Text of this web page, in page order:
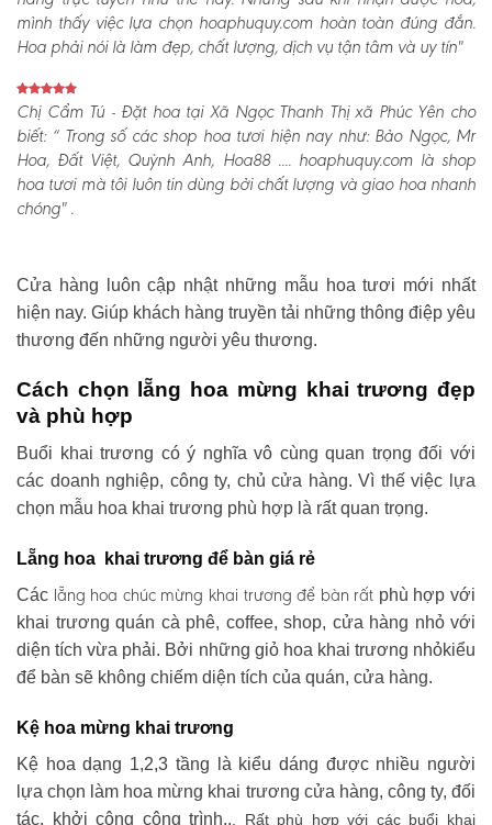
mình thấy việc lựa chọn hoaphuquy.com hoàn toàn đúng đắn.
Hoa phải nói là làm đẹp, chất lượng, dịch vụ tận tâm và uy tín"
Chị Cẩm Tú - Đặt hoa tại Xã Ngọc Thanh Thị xã Phúc Yên cho
biết:“ Trong số các shop hoa tươi hiện nay như: Bảo Ngọc, Mr
Hoa, Đất Việt, Quỳnh Anh, Hoa88 .... hoaphuquy.com là shop
hoa tươi mà tôi luôn tin dùng bởi chất lượng và giao hoa nhanh
chóng" .
Cửa hàng luôn cập nhật những mẫu hoa tươi mới nhất
hiện nay. Giúp khách hàng truyền tải những thông điệp yêu
thương đến những người yêu thương.
Cách chọn lẵng hoa mừng khai trương đẹp
và phù hợp
Buổi khai trương có ý nghĩa vô cùng quan trọng đối với
các doanh nghiệp, công ty, chủ cửa hàng. Vì thế việc lựa
chọn mẫu hoa khai trương phù hợp là rất quan trọng.
Lẵng hoa khai trương để bàn giá rẻ
Các lẵng hoa chúc mừng khai trương để bàn rất phù hợp với
khai trương quán cà phê, coffee, shop, cửa hàng nhỏ với
diện tích vừa phải. Bởi những giỏ hoa khai trương nhỏkiểu
để bàn sẽ không chiếm diện tích của quán, cửa hàng.
Kệ hoa mừng khai trương
Kệ hoa dạng 1,2,3 tầng là kiểu dáng được nhiều người
lựa chọn làm hoa mừng khai trương cửa hàng, công ty, đối
tác, khởi công công trình.. . Rất phù hợp với các buổi khai